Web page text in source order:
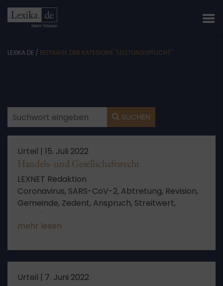
LEXIKA.DE / BEITRÄGE DER KATEGORIE "LEISTUNGSPFLICHT"
SUCHEN
Urteil | 15. Juli 2022
Handels- und Gesellschaftsrecht
LEXNET Redaktion
Coronavirus, SARS-CoV-2, Abtretung, Revision,
Gemeinde, Zedent, Anspruch, Streitwert,
Berechnung, Betreuung, Leistung, Anlage,
Auslegung, Klage, Gesellschaft, Beitragszahlung,
Sinn und Zweck
mehr lesen
Urteil | 7. Juni 2022